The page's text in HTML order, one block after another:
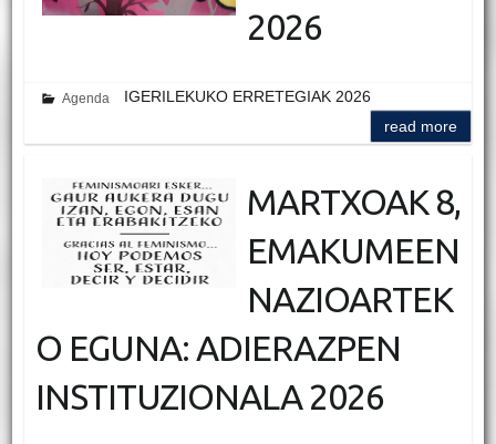
2026
Agenda
IGERILEKUKO ERRETEGIAK 2026
read more
MARTXOAK 8,
EMAKUMEEN
NAZIOARTEK
O EGUNA: ADIERAZPEN
INSTITUZIONALA 2026